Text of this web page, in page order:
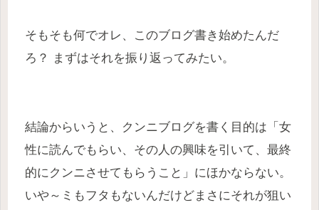
そもそも何でオレ、このブログ書き始めたんだ
ろ？ まずはそれを振り返ってみたい。
結論からいうと、クンニブログを書く目的は「女
性に読んでもらい、その人の興味を引いて、最終
的にクンニさせてもらうこと」にほかならない。
いや～ミもフタもないんだけどまさにそれが狙い